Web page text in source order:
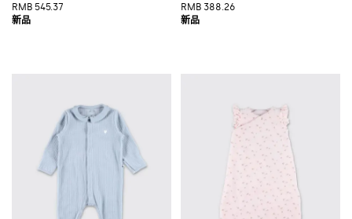
RMB 545.37 RMB 388.26